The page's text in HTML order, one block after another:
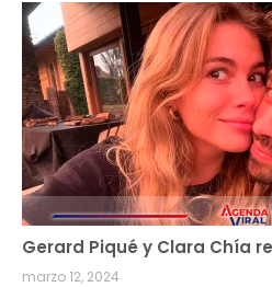
Gerard Piqué y Clara Chía
marzo 12, 2024